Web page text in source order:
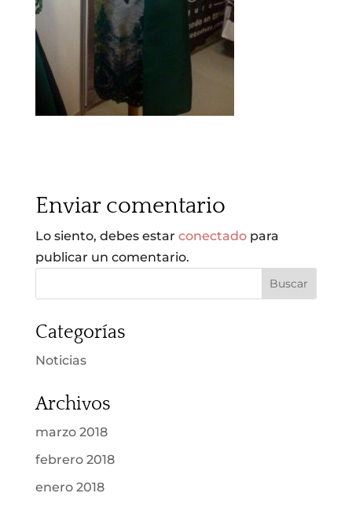
Enviar comentario
Lo siento, debes estar conectadopara
publicar un comentario.
Categorías
Noticias
Archivos
marzo 2018
febrero 2018
enero 2018